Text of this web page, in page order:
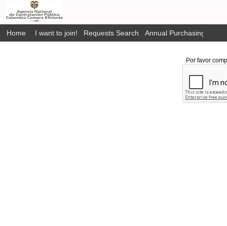
Home I want to join! Requests Search Annual Purchasing Plan
Por favor